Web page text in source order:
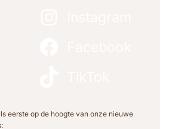
eerste op de hoogte van onze nieuwe